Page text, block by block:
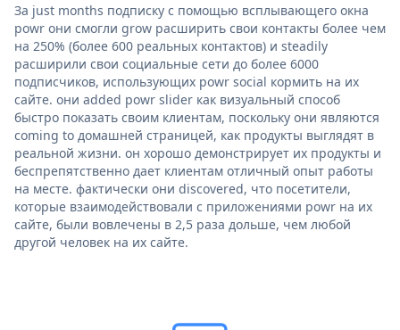
За just months подписку с помощью всплывающего окна
powr они смогли grow расширить свои контакты более чем
на 250% (более 600 реальных контактов) и steadily
расширили свои социальные сети до более 6000
подписчиков, использующих powr social кормить на их
сайте. они added powr slider как визуальный способ
быстро показать своим клиентам, поскольку они являются
coming to домашней страницей, как продукты выглядят в
реальной жизни. он хорошо демонстрирует их продукты и
беспрепятственно дает клиентам отличный опыт работы
на месте. фактически они discovered, что посетители,
которые взаимодействовали с приложениями powr на их
сайте, были вовлечены в 2,5 раза дольше, чем любой
другой человек на их сайте.